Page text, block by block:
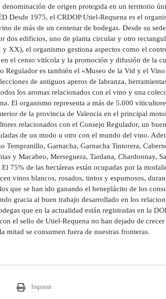
de origen protegida en un territorio
Desde 1975, el CRDOP Utiel-Requena es el
de más de un centenar de bodegas. Desde su
dos edificios, uno de planta circular y otro
XX), el organismo gestiona aspectos como el
el censo vitícola y la promoción y difusión de la
Regulador es también el «Museo de la Vid y el
de antiguos aperos de labranza,
los aromas relacionados con el vino y una
El organismo representa a más de 5.000
de la provincia de Valencia en el principal
relacionados con el Consejo Regulador, un
de un modo u otro con el mundo del vino.
Tempranillo, Garnacha, Garnacha Tintorera,
y Macabeo, Merseguera, Tardana, Chardonnay,
75% de las hectáreas están ocupadas por la
vinos blancos, rosados, tintos y espumosos,
que se han ido ganando el beneplácito de los
gracia al buen trabajo desarrollado en los
que en la actualidad están registradas en la
el sello de Utiel-Requena no han dejado de
mitad se consumen fuera de nuestras fronteras.
Imprimir